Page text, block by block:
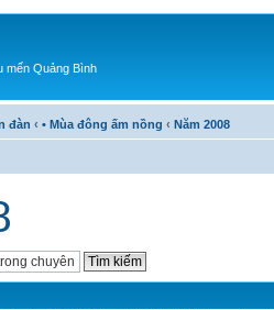
mến Quảng Bình
đàn ‹ • Mùa đông ấm nồng ‹ Năm 2008